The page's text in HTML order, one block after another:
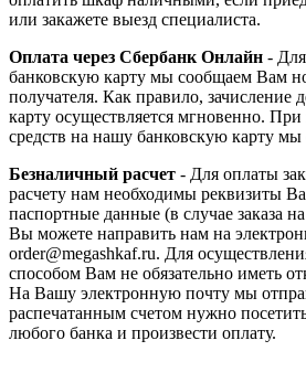
или закажете выезд специалиста.
Оплата через Сбербанк Онлайн -
банковскую карту мы сообщаем Вам
получателя. Как правило, зачисление
карту осуществляется мгновенно.
средств на нашу банковскую карту
Безналичный расчет - Для оплаты
расчету нам необходимы реквизиты
паспортные данные (в случае заказа
Вы можете направить нам на
order@megashkaf.ru. Для
способом Вам не обязательно иметь
На Вашу электронную почту мы
распечатанным счетом нужно
любого банка и произвести оплату.